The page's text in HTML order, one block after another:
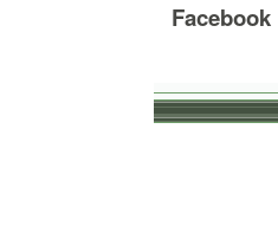
Facebook